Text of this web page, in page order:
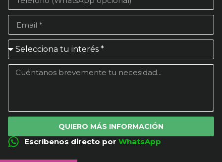
QUIERO MÁS INFORMACIÓN
Escríbenos directo por WhatsApp